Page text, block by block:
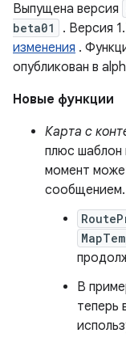
Выпущена версия
beta01
. Версия
изменения .
опубликован в
Новые функции
Карта с
плюс шаблон
момент
сообщением.
В
теперь